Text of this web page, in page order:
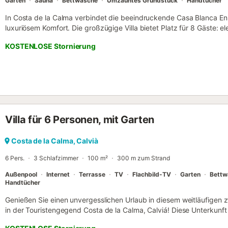
In Costa de la Calma verbindet die beeindruckende Casa Blanca
luxuriösem Komfort. Die großzügige Villa bietet Platz für 8 Gäste:
Klimaanlage, Bose-Soundsystem, Kamin, Satelliten-TV, Babybett
der private Infinity-Pool mit Meerblick, beleuchteter Whirlpool,
Fitnessgeräten und Liegen unter dem Sonnensegel – dazu eine
Zwei Premium-E-Mountainbikes stehen unseren Gästen kostenfrei
und Küstenwege rund um die Villa. Nur etwa 4 Gehminuten
für Freunde (gemeinsam grillen und Spaß haben – jeder hat seinen
und Arbeitsgruppen (ideal für Workshops mit Meerblick). Tipp: Ein
und Fußbodenhe...
KOSTENLOSE Stornierung
Villa für 6 Personen, mit Garten
Costa de la Calma, Calvià
6 Pers. 3 Schlafzimmer 100 m² 300 m zum Strand
Außenpool Internet Terrasse TV Flachbild-TV Garten
Handtücher
Genießen Sie einen unvergesslichen Urlaub in diesem weitläufigen
in der Touristengegend Costa de la Calma, Calviá! Diese